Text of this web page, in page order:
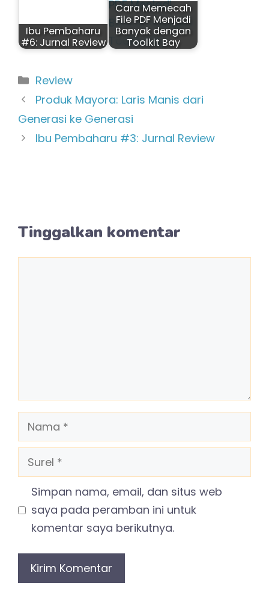
Ibu Pembaharu
#6: Jurnal Review
Cara Memecah
File PDF Menjadi
Banyak dengan
Toolkit Bay
Kategori
Review
Produk Mayora: Laris Manis dari
Generasi ke Generasi
Ibu Pembaharu #3: Jurnal Review
Tinggalkan komentar
Nama
Surel
Simpan nama, email, dan situs web
saya pada peramban ini untuk
komentar saya berikutnya.